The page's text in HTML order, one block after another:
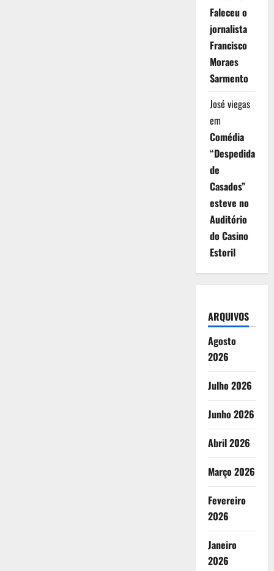
Faleceu o
jornalista
Francisco
Moraes
Sarmento
José viegas
em
Comédia
“Despedida
de
Casados”
esteve no
Auditório
do Casino
Estoril
ARQUIVOS
Agosto
2026
Julho 2026
Junho 2026
Abril 2026
Março 2026
Fevereiro
2026
Janeiro
2026